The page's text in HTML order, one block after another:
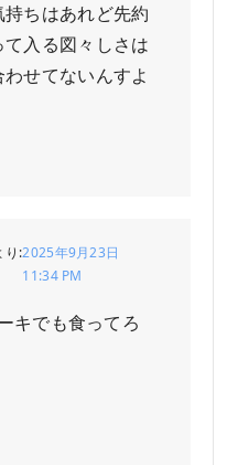
ちはあれど先約
て入る図々しさは
せてないんすよ
り:2025年9月23日
11:34 PM
キでも食ってろ